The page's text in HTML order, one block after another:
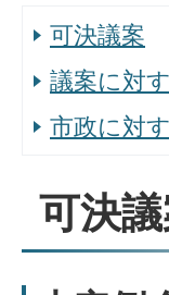
可決議案
議案に対
市政に対
可決